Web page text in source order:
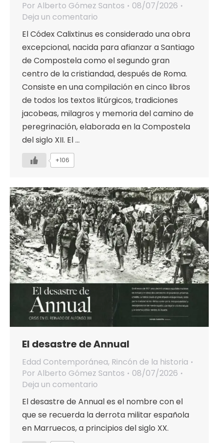
Por Alberto Gómez Santos
08/07/2026
Deja un comentario
El Códex Calixtinus es considerado una obra
excepcional, nacida para afianzar a Santiago
de Compostela como el segundo gran
centro de la cristiandad, después de Roma.
Consiste en una compilación en cinco libros
de todos los textos litúrgicos, tradiciones
jacobeas, milagros y memoria del camino de
peregrinación, elaborada en la Compostela
del siglo XII. El …
+106
El desastre de Annual
Edad Contemporánea, Rincón de la historia
Por Alberto Gómez Santos
08/07/2026
Deja un comentario
El desastre de Annual es el nombre con el
que se recuerda la derrota militar española
en Marruecos, a principios del siglo XX.